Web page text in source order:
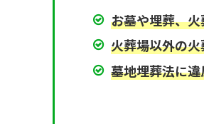
お墓や埋葬、
火葬場以外の
墓地埋葬法に